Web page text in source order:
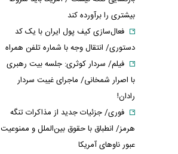
بیشتری را برآورده کند
فعال‌سازی کیف پول ایران با یک کد
دستوری/ انتقال وجه با شماره تلفن همراه
فیلم/ سردار کوثری: جلسه بیت رهبری
با اصرار شمخانی/ ماجرای غیبت سردار
رادان!
فوری/ جزئیات جدید از مذاکرات تنگه
هرمز/ انطباق با حقوق بین‌الملل و ممنوعیت
عبور ناوهای آمریکا